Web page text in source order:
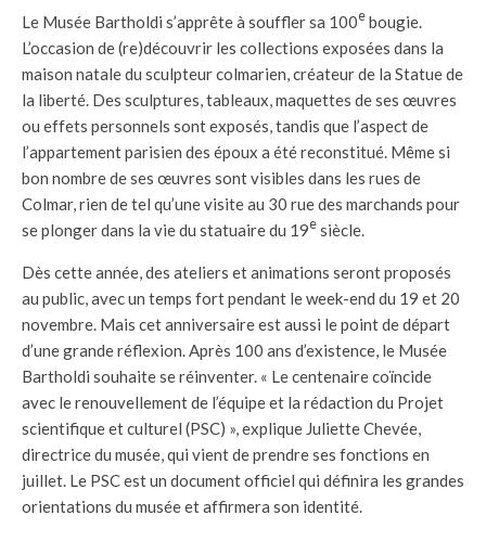
Le Musée Bartholdi s’apprête à souffler sa 100e bougie.
L’occasion de (re)découvrir les collections exposées dans la
maison natale du sculpteur colmarien, créateur de la Statue de
la liberté. Des sculptures, tableaux, maquettes de ses œuvres
ou effets personnels sont exposés, tandis que l’aspect de
l’appartement parisien des époux a été reconstitué. Même si
bon nombre de ses œuvres sont visibles dans les rues de
Colmar, rien de tel qu’une visite au 30 rue des marchands pour
se plonger dans la vie du statuaire du 19e siècle.
Dès cette année, des ateliers et animations seront proposés
au public, avec un temps fort pendant le week-end du 19 et 20
novembre. Mais cet anniversaire est aussi le point de départ
d’une grande réflexion. Après 100 ans d’existence, le Musée
Bartholdi souhaite se réinventer. « Le centenaire coïncide
avec le renouvellement de l’équipe et la rédaction du Projet
scientifique et culturel (PSC) », explique Juliette Chevée,
directrice du musée, qui vient de prendre ses fonctions en
juillet. Le PSC est un document officiel qui définira les grandes
orientations du musée et affirmera son identité.